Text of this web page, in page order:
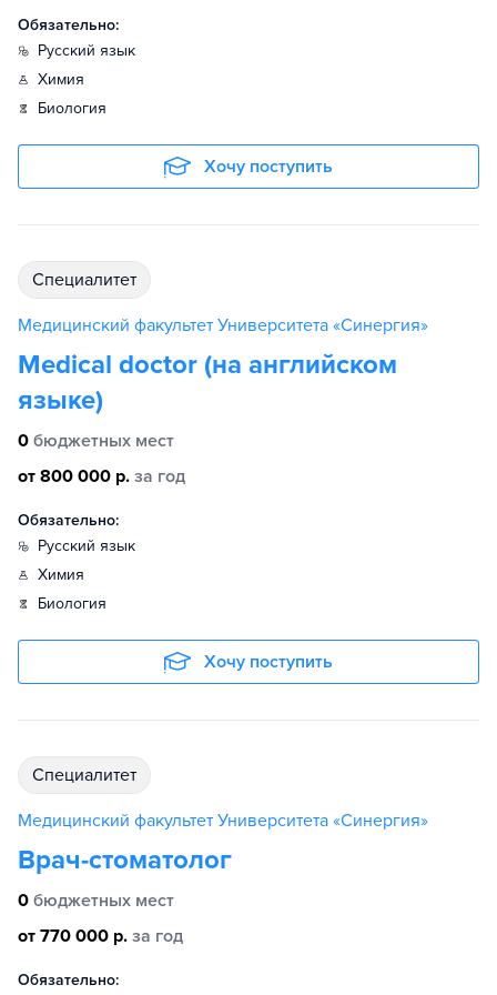
Обязательно:
русский язык
химия
биология
Хочу поступить
специалитет
Медицинский факультет Университета «Синергия»
Medical doctor (на английском
языке)
0 бюджетных мест
от 800 000 р. за год
Обязательно:
русский язык
химия
биология
Хочу поступить
специалитет
Медицинский факультет Университета «Синергия»
Врач-стоматолог
0 бюджетных мест
от 770 000 р. за год
Обязательно: